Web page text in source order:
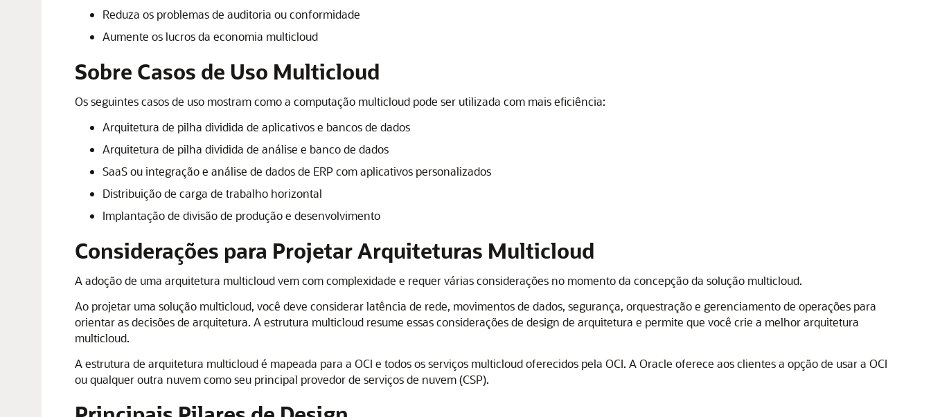
Reduza os problemas de auditoria ou conformidade
Aumente os lucros da economia multicloud
Sobre Casos de Uso Multicloud
Os seguintes casos de uso mostram como a computação multicloud pode ser utilizada com mais eficiência:
Arquitetura de pilha dividida de aplicativos e bancos de dados
Arquitetura de pilha dividida de análise e banco de dados
SaaS ou integração e análise de dados de ERP com aplicativos personalizados
Distribuição de carga de trabalho horizontal
Implantação de divisão de produção e desenvolvimento
Considerações para Projetar Arquiteturas Multicloud
A adoção de uma arquitetura multicloud vem com complexidade e requer várias considerações no momento da concepção da solução multicloud.
Ao projetar uma solução multicloud, você deve considerar latência de rede, movimentos de dados, segurança, orquestração e gerenciamento de operações para
orientar as decisões de arquitetura. A estrutura multicloud resume essas considerações de design de arquitetura e permite que você crie a melhor arquitetura
multicloud.
A estrutura de arquitetura multicloud é mapeada para a OCI e todos os serviços multicloud oferecidos pela OCI. A Oracle oferece aos clientes a opção de usar a OCI
ou qualquer outra nuvem como seu principal provedor de serviços de nuvem (CSP).